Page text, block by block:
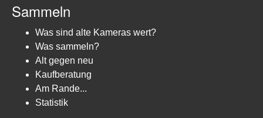
Sammeln
Was sind alte Kameras wert?
Was sammeln?
Alt gegen neu
Kaufberatung
Am Rande...
Statistik